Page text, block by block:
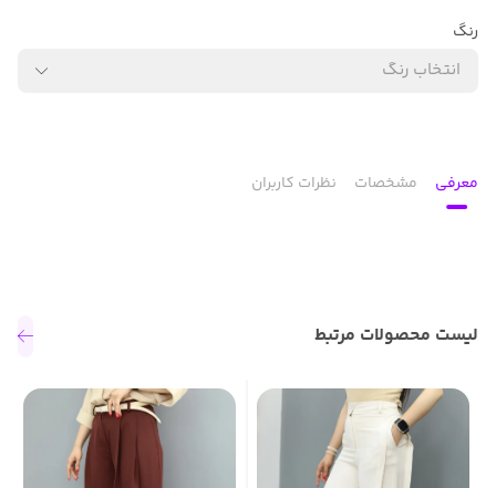
رنگ
انتخاب رنگ
معرفی مشخصات نظرات کاربران
لیست محصولات مرتبط